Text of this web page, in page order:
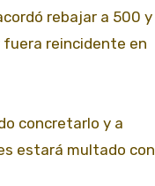
rebajar a 500 y
reincidente en
concretarlo y a
estará multado con